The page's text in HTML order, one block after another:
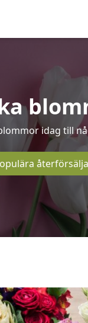
idag till